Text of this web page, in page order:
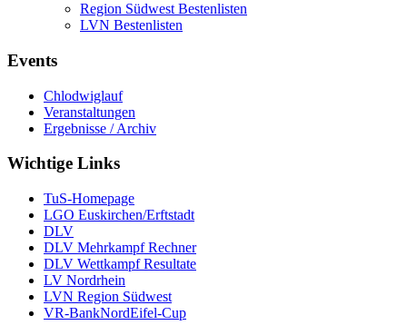
Region Südwest Bestenlisten
LVN Bestenlisten
Events
Chlodwiglauf
Veranstaltungen
Ergebnisse / Archiv
Wichtige Links
TuS-Homepage
LGO Euskirchen/Erftstadt
DLV
DLV Mehrkampf Rechner
DLV Wettkampf Resultate
LV Nordrhein
LVN Region Südwest
VR-BankNordEifel-Cup